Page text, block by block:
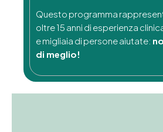
Questo programma
oltre 15 anni di esperienza
e migliaia di persone aiutate:
di meglio!